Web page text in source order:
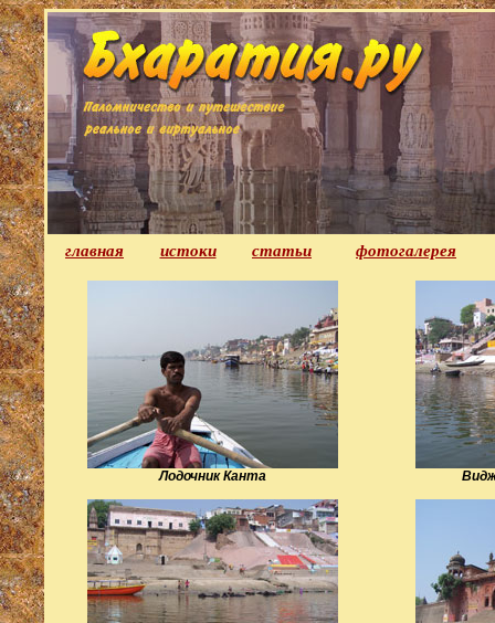
главная истоки статьи фотогалерея
Лодочник Канта